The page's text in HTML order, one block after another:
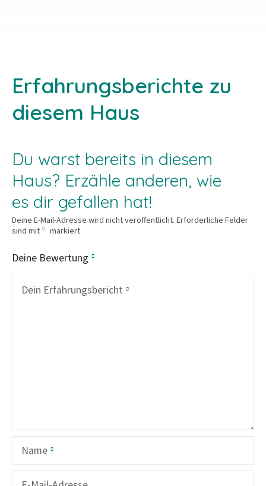
Erfahrungsberichte zu
diesem Haus
Du warst bereits in diesem
Haus? Erzähle anderen, wie
es dir gefallen hat!
Deine E-Mail-Adresse wird nicht veröffentlicht. Erforderliche Felder
sind mit
markiert
Deine Bewertung
Dein Erfahrungsbericht
Name